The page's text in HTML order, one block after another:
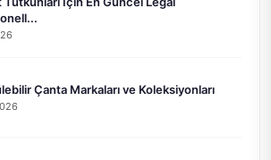
Çanta Markaları ve Koleksiyonları